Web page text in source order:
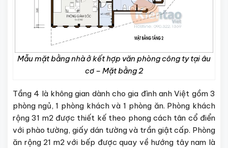
Mẫu mặt bằng nhà ở kết hợp văn phòng công ty tại âu
cơ – Mặt bằng 2
Tầng 4 là không gian dành cho gia đình anh Việt gồm 3
phòng ngủ, 1 phòng khách và 1 phòng ăn. Phòng khách
rộng 31 m2 được thiết kế theo phong cách tân cổ điển
với phào tường, giấy dán tường và trần giật cấp. Phòng
ăn rộng 21 m2 với bếp được quay về hướng tây nam là